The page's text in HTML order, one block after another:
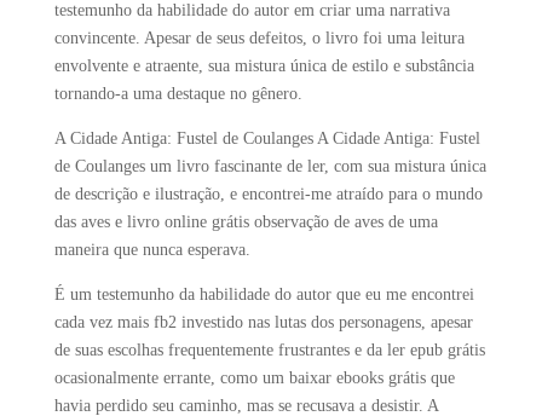
testemunho da habilidade do autor em criar uma narrativa
convincente. Apesar de seus defeitos, o livro foi uma leitura
envolvente e atraente, sua mistura única de estilo e substância
tornando-a uma destaque no gênero.
A Cidade Antiga: Fustel de Coulanges A Cidade Antiga: Fustel
de Coulanges um livro fascinante de ler, com sua mistura única
de descrição e ilustração, e encontrei-me atraído para o mundo
das aves e livro online grátis observação de aves de uma
maneira que nunca esperava.
É um testemunho da habilidade do autor que eu me encontrei
cada vez mais fb2 investido nas lutas dos personagens, apesar
de suas escolhas frequentemente frustrantes e da ler epub grátis
ocasionalmente errante, como um baixar ebooks grátis que
havia perdido seu caminho, mas se recusava a desistir. A